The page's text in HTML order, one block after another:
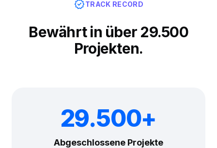
verifiedTRACK RECORD
Bewährt in über 29.500
Projekten.
29.500+
Abgeschlossene Projekte